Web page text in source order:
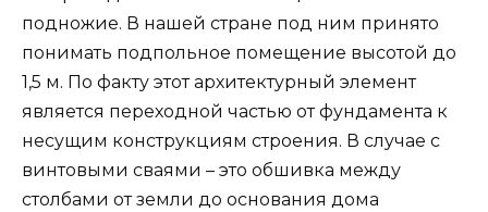
подножие. В нашей стране под ним принято
понимать подпольное помещение высотой до
1,5 м. По факту этот архитектурный элемент
является переходной частью от фундамента к
несущим конструкциям строения. В случае с
винтовыми сваями – это обшивка между
столбами от земли до основания дома